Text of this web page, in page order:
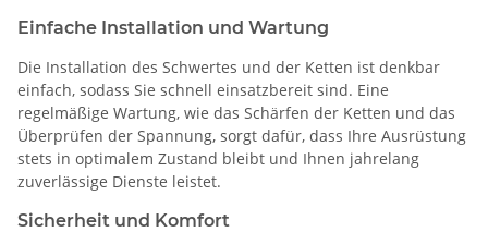
Einfache Installation und Wartung
Die Installation des Schwertes und der Ketten ist denkbar
einfach, sodass Sie schnell einsatzbereit sind. Eine
regelmäßige Wartung, wie das Schärfen der Ketten und das
Überprüfen der Spannung, sorgt dafür, dass Ihre Ausrüstung
stets in optimalem Zustand bleibt und Ihnen jahrelang
zuverlässige Dienste leistet.
Sicherheit und Komfort